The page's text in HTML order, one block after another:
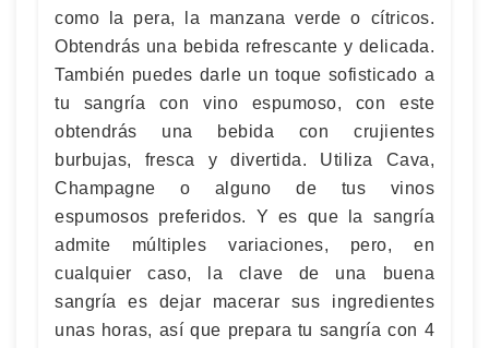
como la pera, la manzana verde o cítricos.
Obtendrás una bebida refrescante y delicada.
También puedes darle un toque sofisticado a
tu sangría con vino espumoso, con este
obtendrás una bebida con crujientes
burbujas, fresca y divertida. Utiliza Cava,
Champagne o alguno de tus vinos
espumosos preferidos. Y es que la sangría
admite múltiples variaciones, pero, en
cualquier caso, la clave de una buena
sangría es dejar macerar sus ingredientes
unas horas, así que prepara tu sangría con 4